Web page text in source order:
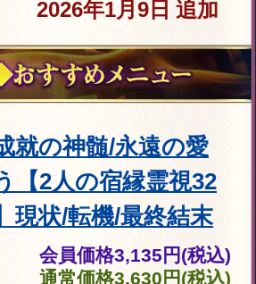
年12月29日 公開
可避※心の奥ま
恋霊視20項◆あ
/嫉妬/愛情
価格 2,530円(税込)
価格2,860円(税込)
12月29日 公開
身体疼くエロ描
な官能霊視】2
相性/交わる夜